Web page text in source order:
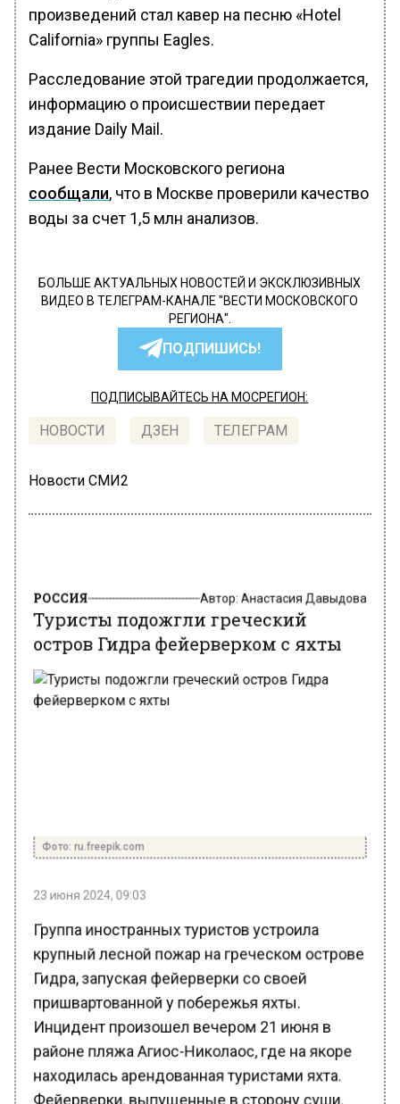
произведений стал кавер на песню «Hotel
California» группы Eagles.
Расследование этой трагедии продолжается,
информацию о происшествии передает
издание Daily Mail.
Ранее Вести Московского региона
сообщали, что в Москве проверили качество
воды за счет 1,5 млн анализов.
БОЛЬШЕ АКТУАЛЬНЫХ НОВОСТЕЙ И ЭКСКЛЮЗИВНЫХ
ВИДЕО В ТЕЛЕГРАМ-КАНАЛЕ "ВЕСТИ МОСКОВСКОГО
РЕГИОНА".
ПОДПИШИСЬ!
ПОДПИСЫВАЙТЕСЬ НА МОСРЕГИОН:
НОВОСТИ ДЗЕН ТЕЛЕГРАМ
Новости СМИ2
Туристы подожгли греческий
остров Гидра фейерверком с яхты
крупный лесной пожар на греческом острове
Гидра, запуская фейерверки со своей
пришвартованной у побережья яхты.
Инцидент произошел вечером 21 июня в
районе пляжа Агиос-Николаос, где на якоре
находилась арендованная туристами яхта.
Фейерверки, выпущенные в сторону суши,